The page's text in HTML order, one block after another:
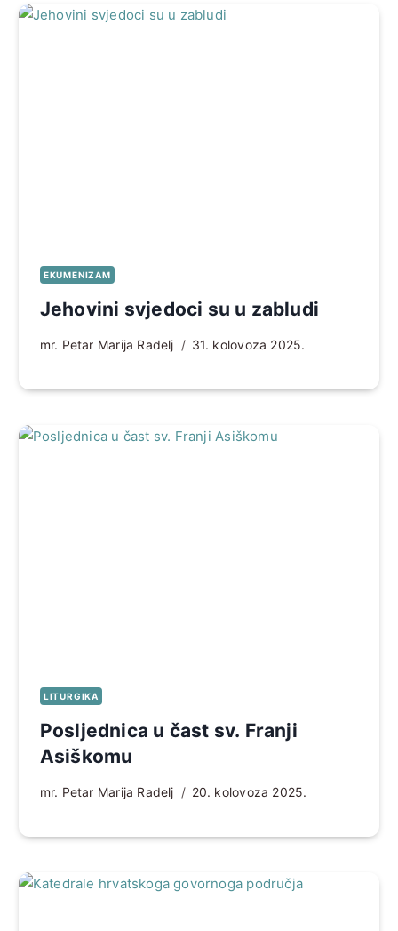
EKUMENIZAM
Jehovini svjedoci su u zabludi
mr. Petar Marija Radelj 31. kolovoza 2025.
LITURGIKA
Posljednica u čast sv. Franji
Asiškomu
mr. Petar Marija Radelj 20. kolovoza 2025.